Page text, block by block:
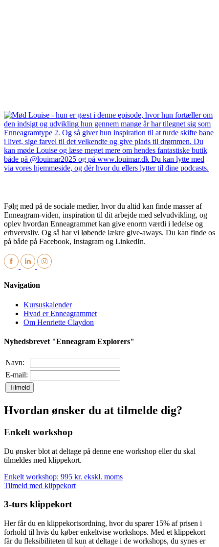
Følg med på de sociale medier, hvor du altid kan finde masser af
Enneagram-viden, inspiration til dit arbejde med selvudvikling, og
oplev hvordan Enneagrammet kan give enorm værdi i ledelse og
erhvervsliv. Og så har vi løbende lækre give-aways. Du kan finde os
på både på Facebook, Instagram og LinkedIn.
Navigation
Kursuskalender
Hvad er Enneagrammet
Om Henriette Claydon
Nyhedsbrevet "Enneagram Explorers"
Navn:
E-mail:
Tilmeld
Hvordan ønsker du at tilmelde dig?
Enkelt workshop
Du ønsker blot at deltage på denne ene workshop eller du skal
tilmeldes med klippekort.
Enkelt workshop: 995 kr. ekskl. moms
Tilmeld med klippekort
3-turs klippekort
Her får du en klippekortsordning, hvor du sparer 15% af prisen i
forhold til hvis du køber enkeltvise workshops. Med et klippekort
får du fleksibiliteten til kun at deltage i de workshops, du synes er